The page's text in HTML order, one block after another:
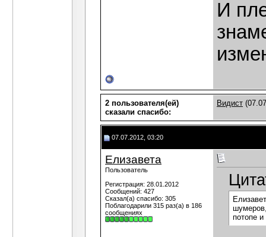
И
2 пользователя(ей)
сказали cпасибо:
Видист
07.07.2012, 03:20
Елизавета
Пользователь
Регистрация: 28.01.2012
Сообщений: 427
Сказал(а) спасибо: 305
Поблагодарили 315 раз(а) в 186
сообщениях
потопе